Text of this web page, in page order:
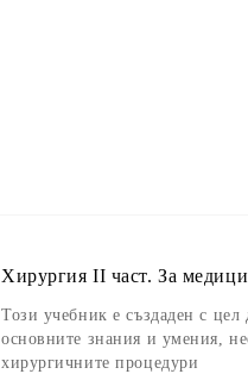
Хирургия II част. За
Този учебник е създаден с цел
основните знания и умения,
хирургичните процедури